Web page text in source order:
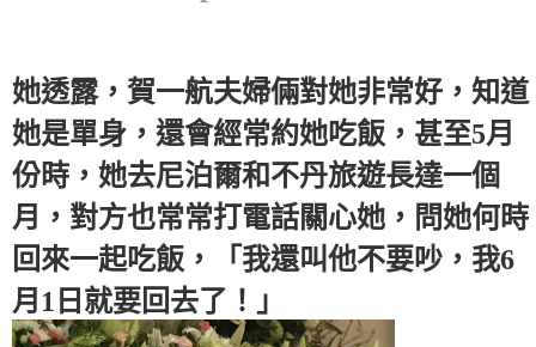
她透露，賀一航夫婦倆對她非常好，知道
她是單身，還會經常約她吃飯，甚至5月
份時，她去尼泊爾和不丹旅遊長達一個
月，對方也常常打電話關心她，問她何時
回來一起吃飯，「我還叫他不要吵，我6
月1日就要回去了！」